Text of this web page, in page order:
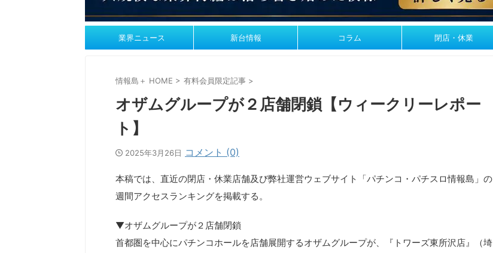
業界ニュース 新台情報 コラム 閉店・休業
情報島＋ HOME > 有料会員限定記事 >
オザムグループが２店舗閉鎖【ウィークリーレポー
ト】
2025年3月26日 コメント (0)
本稿では、直近の閉店・休業店舗及び弊社運営ウェブサイト「パチンコ・パチスロ情報島」の
週間アクセスランキングを掲載する。
▼オザムグループが２店舗閉鎖
首都圏を中心にパチンコホールを店舗展開するオザムグループが、『トワーズ東所沢店』（埼